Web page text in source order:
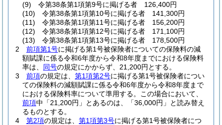
(9)
令第38条第1項第9号に掲げる者 126,400円
(10)
令第38条第1項第10号に掲げる者 141,300円
(11)
令第38条第1項第11号に掲げる者 156,200円
(12)
令第38条第1項第12号に掲げる者 171,100円
(13)
令第38条第1項第13号に掲げる者 178,500円
2
前項第1号に掲げる第1号被保険者についての保険料の減
額賦課に係る令和6年度から令和8年度までにおける保険料
率は、 同号の規定にかからず、21,200円とする。
3
前項の規定は、 第1項第2号に掲げる第1号被保険者につい
ての保険料の減額賦課に係る令和6年度から令和8年度まで
における保険料率について準用する。
この場合において、
前項中「21,200円」とあるのは、「36,000円」と読み替え
るものとする。
4
第2項の規定は、 第1項第3号に掲げる第1号被保険者につ